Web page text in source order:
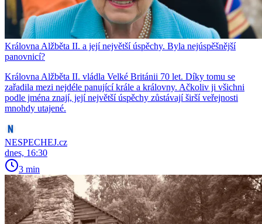
Královna Alžběta II. a její největší úspěchy. Byla nejúspěšnější
panovnicí?
Královna Alžběta II. vládla Velké Británii 70 let. Díky tomu se
zařadila mezi nejdéle panující krále a královny. Ačkoliv ji všichni
podle jména znají, její největší úspěchy zůstávají širší veřejnosti
mnohdy utajené.
NESPECHEJ.cz
dnes, 16:30
3 min